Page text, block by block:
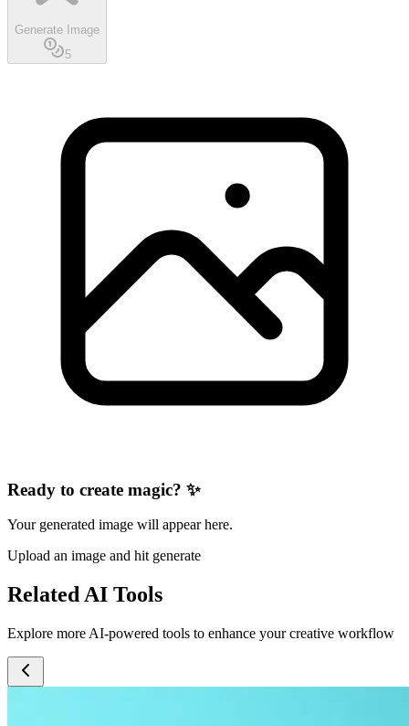
Generate Image
5
Ready to create magic? ✨
Your generated image will appear here.
Upload an image and hit generate
Related AI Tools
Explore more AI-powered tools to enhance your creative workflow